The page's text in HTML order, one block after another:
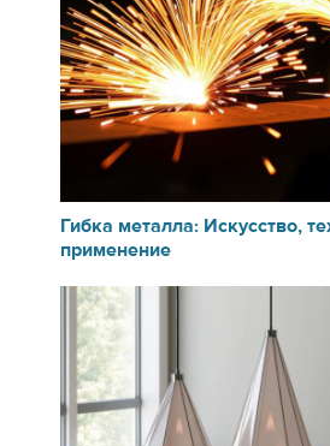
Гибка металла: Искусство,
применение